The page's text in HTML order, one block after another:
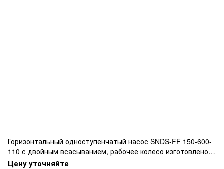
Горизонтальный одноступенчатый насос SNDS-FF 150-600-
110 с двойным всасыванием, рабочее колесо изготовлено
из бронзы, фланцевым подключением.
Цену уточняйте